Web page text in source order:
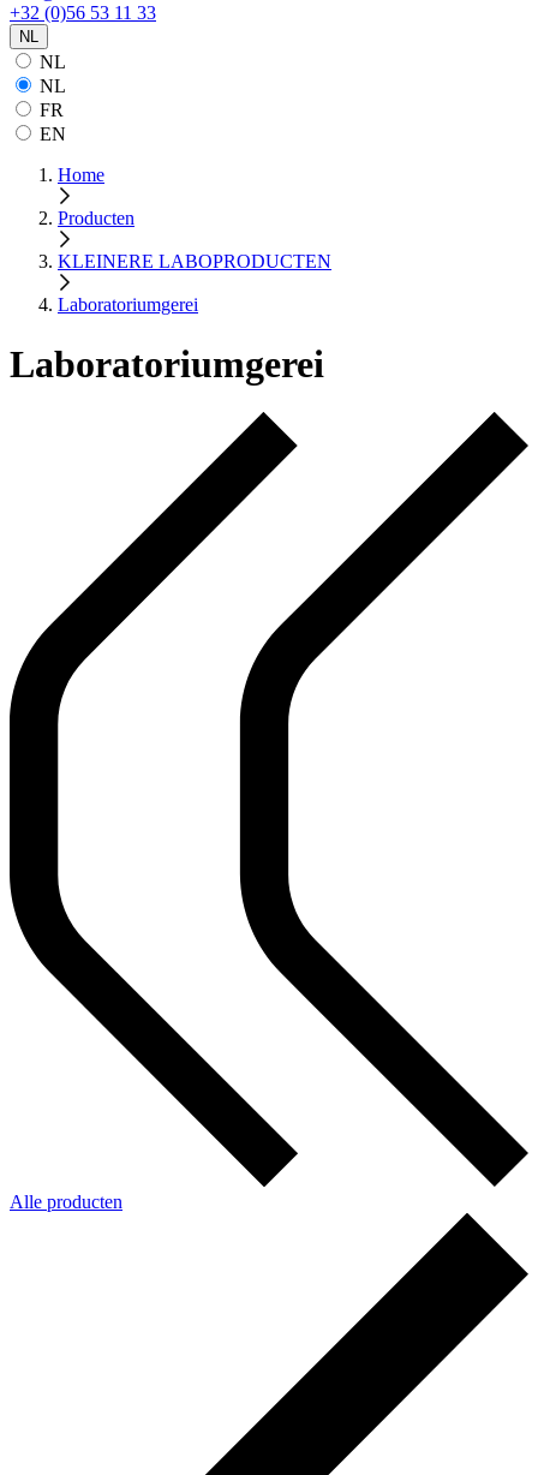
+32 (0)56 53 11 33
NL
NL
NL
FR
EN
Home
Producten
KLEINERE LABOPRODUCTEN
Laboratoriumgerei
Laboratoriumgerei
Alle producten